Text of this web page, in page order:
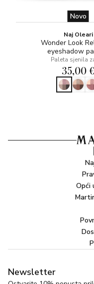
Novo
Naj Oleari
Wonder Look
eyeshadow
Paleta sjenila
35,00 €
Opći
Newsletter